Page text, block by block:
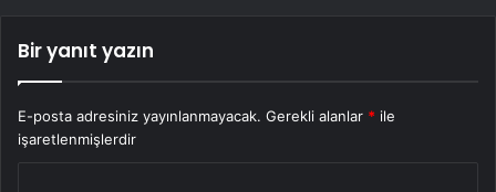
Bir yanıt yazın
E-posta adresiniz yayınlanmayacak. Gerekli alanlar * ile
işaretlenmişlerdir